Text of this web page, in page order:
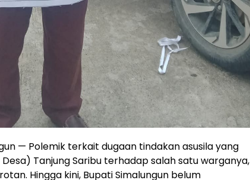
— Polemik terkait dugaan tindakan asusila yang
Tanjung Saribu terhadap salah satu warganya,
Hingga kini, Bupati Simalungun belum